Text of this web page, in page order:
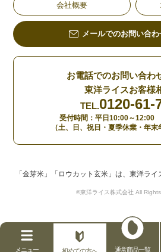
会社概要
メールでのお問い合
お電話でのお問い合わ
東洋ライスお客様
TEL.0120-61-
受付時間：平日10:00～
（土、日、祝日・夏季休業・年末
「金芽米」「ロウカット玄米」は、東洋ライ
©東洋ライス株式会社 All
メニュー 初めての方へ 通常商品一覧